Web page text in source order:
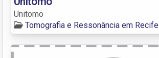
Unitomo
Tomografia e Ressonância em Recife